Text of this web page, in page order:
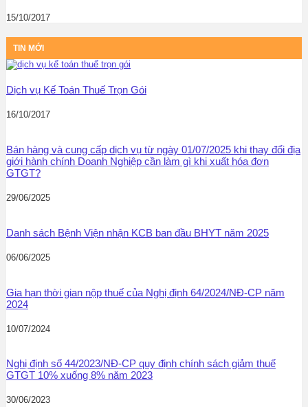
15/10/2017
TIN MỚI
Dịch vụ Kế Toán Thuế Trọn Gói
16/10/2017
Bán hàng và cung cấp dịch vụ từ ngày 01/07/2025 khi thay đổi địa
giới hành chính Doanh Nghiệp cần làm gì khi xuất hóa đơn
GTGT?
29/06/2025
Danh sách Bệnh Viện nhận KCB ban đầu BHYT năm 2025
06/06/2025
Gia hạn thời gian nộp thuế của Nghị định 64/2024/NĐ-CP năm
2024
10/07/2024
Nghị định số 44/2023/NĐ-CP quy định chính sách giảm thuế
GTGT 10% xuống 8% năm 2023
30/06/2023